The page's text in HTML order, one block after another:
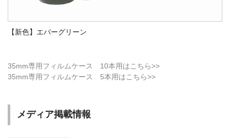
【新色】エバーグリーン
35mm専用フィルムケース 10本用はこちら>>
35mm専用フィルムケース 5本用はこちら>>
メディア掲載情報